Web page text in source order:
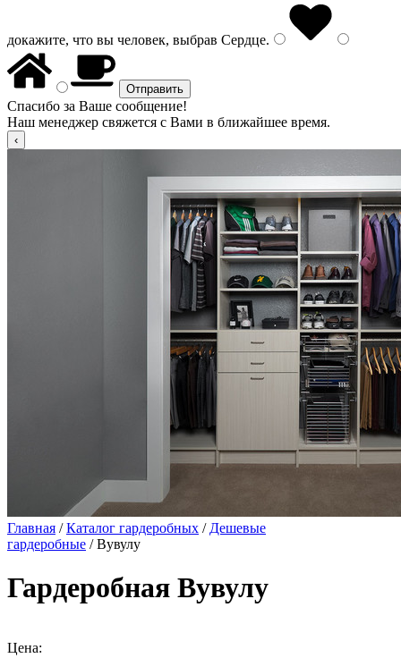
докажите, что вы человек, выбрав Сердце.
Спасибо за Ваше сообщение!
Наш менеджер свяжется с Вами в ближайшее время.
Главная /Каталог гардеробных / Дешевые
гардеробные / Вувулу
Гардеробная Вувулу
Цена: